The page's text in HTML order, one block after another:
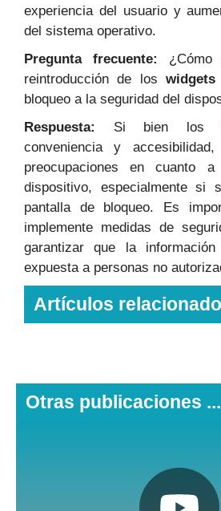
experiencia del usuario y
del sistema operativo.
Pregunta frecuente: ¿Cómo
reintroducción de loswidgets
bloqueo a la seguridad del
Respuesta:
Si bien
conveniencia y
preocupaciones en cuanto
dispositivo, especialmente si
pantalla de bloqueo. Es
implemente medidas de
garantizar que la
expuesta a personas no
Artículos
Otras publicaciones ...